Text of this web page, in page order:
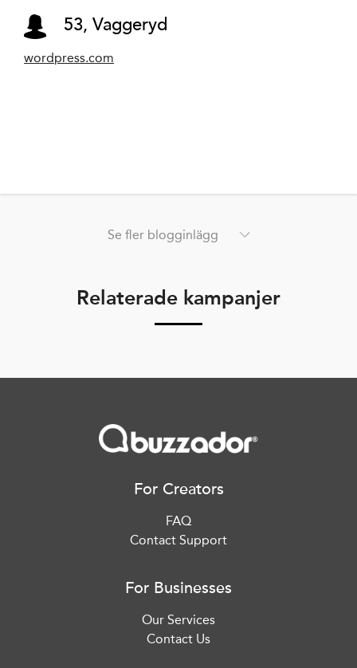
53, Vaggeryd
wordpress.com
Se fler blogginlägg
Relaterade kampanjer
For Creators
FAQ
Contact Support
For Businesses
Our Services
Contact Us